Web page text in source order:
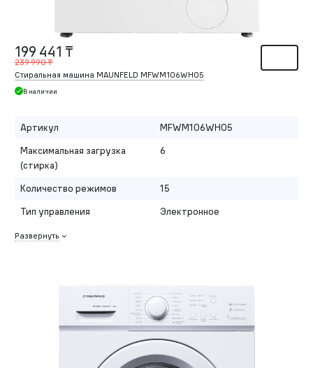
199 441 ₸
239 990 ₸
Стиральная машина MAUNFELD MFWM106WH05
В наличии
Артикул
MFWM106WH05
Максимальная загрузка
(стирка)
6
Количество режимов
15
Тип управления
Электронное
Развернуть